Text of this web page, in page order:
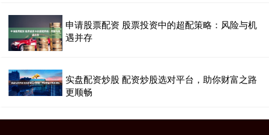
申请股票配资 股票投资中的超配策略：风险与机
遇并存
实盘配资炒股 配资炒股选对平台，助你财富之路
更顺畅